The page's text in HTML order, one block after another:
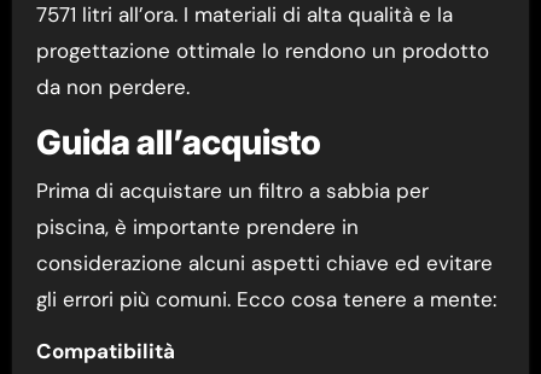
7571 litri all’ora. I materiali di alta qualità e la
progettazione ottimale lo rendono un prodotto
da non perdere.
Guida all’acquisto
Prima di acquistare un filtro a sabbia per
piscina, è importante prendere in
considerazione alcuni aspetti chiave ed evitare
gli errori più comuni. Ecco cosa tenere a mente:
Compatibilità